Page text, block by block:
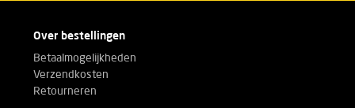
Over bestellingen
Betaalmogelijkheden
Verzendkosten
Retourneren